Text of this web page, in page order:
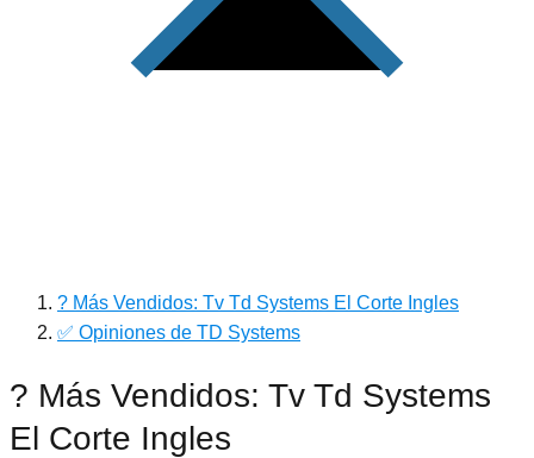
? Más Vendidos: Tv Td Systems El Corte Ingles
✅ Opiniones de TD Systems
? Más Vendidos: Tv Td Systems
El Corte Ingles